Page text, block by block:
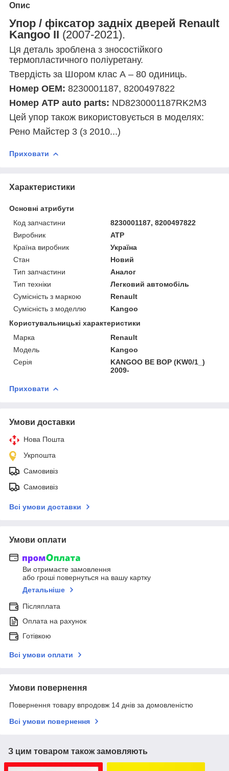
Опис
Упор / фіксатор задніх дверей Renault
Kangoo II (2007-2021).
Ця деталь зроблена з зносостійкого
термопластичного поліуретану.
Твердість за Шором клас А – 80 одиниць.
Номер ОЕМ: 8230001187, 8200497822
Номер АТР auto parts: ND8230001187RK2M3
Цей упор також використовується в моделях:
Рено Майстер 3 (з 2010...)
Приховати
Характеристики
Основні атрибути
Код запчастини
8230001187, 8200497822
Виробник
ATP
Країна виробник
Україна
Стан
Новий
Тип запчастини
Аналог
Тип техніки
Легковий автомобіль
Сумісність з маркою
Renault
Сумісність з моделлю
Kangoo
Користувальницькі характеристики
Марка
Renault
Мoдель
Kangoo
Серія
KANGOO BE BOP (KW0/1_)
2009-
Приховати
Умови доставки
Нова Пошта
Укрпошта
Самовивіз
Самовивіз
Всі умови доставки
Умови оплати
Ви отримаєте замовлення
або гроші повернуться на вашу картку
Детальніше
Післяплата
Оплата на рахунок
Готівкою
Всі умови оплати
Умови повернення
Повернення товару впродовж 14 днів за домовленістю
Всі умови повернення
З цим товаром також замовляють